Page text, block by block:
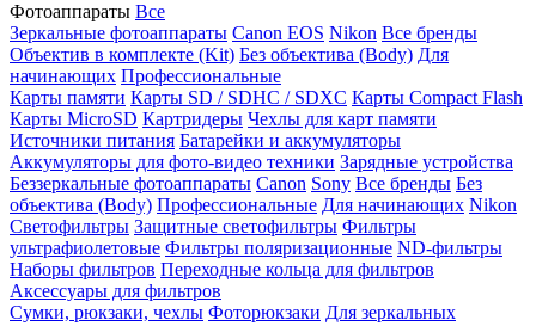
Фотоаппараты Все
Зеркальные фотоаппараты Canon EOS Nikon Все бренды
Объектив в комплекте (Kit) Без объектива (Body) Для
начинающих Профессиональные
Карты памяти Карты SD / SDHC / SDXC Карты Compact Flash
Карты MicroSD Картридеры Чехлы для карт памяти
Источники питания Батарейки и аккумуляторы
Аккумуляторы для фото-видео техники Зарядные устройства
Беззеркальные фотоаппараты Canon Sony Все бренды Без
объектива (Body) Профессиональные Для начинающих Nikon
Светофильтры Защитные светофильтры Фильтры
ультрафиолетовые Фильтры поляризационные ND-фильтры
Наборы фильтров Переходные кольца для фильтров
Аксессуары для фильтров
Сумки, рюкзаки, чехлы Фоторюкзаки Для зеркальных